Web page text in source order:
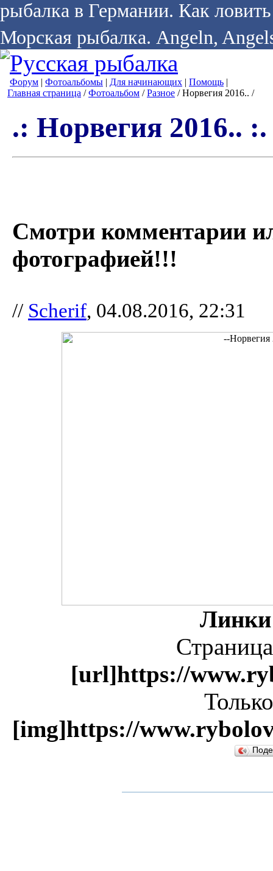
рыбалка в Германии. Как
Морская рыбалка. Angeln,
Форум | Фотоальбомы | Для начинающих | Помощь |
Главная страница /Фотоальбом /Разное / Норвегия 2016.. /
.: Норвегия 2016.. :.
Смотри комментарии
фотографией!!!
// Scherif, 04.08.2016, 22:31
[url]https://
[img]https://